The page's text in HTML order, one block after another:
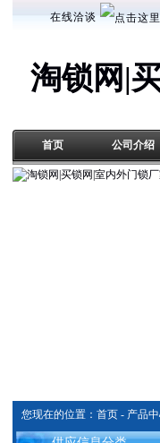
在线洽谈
淘锁网|
首页 公司介绍
您现在的位置： 首页 - 产品